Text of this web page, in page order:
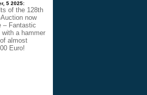
5 2025:
of the 128th
Auction now
– Fantastic
with a hammer
almost
Euro!